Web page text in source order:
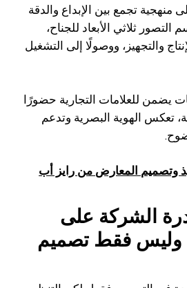
منهجية تجمع بين الإبداع والدقة
التصور ثلاثي الأبعاد للجناح،
والتجهيز، ووصولًا إلى التشغيل
يضمن للعلامات التجارية حضورًا
تعكس الهوية البصرية وتدعم
وتصميم المعارض من رايز أب
الشركة على
وليس فقط تصميم